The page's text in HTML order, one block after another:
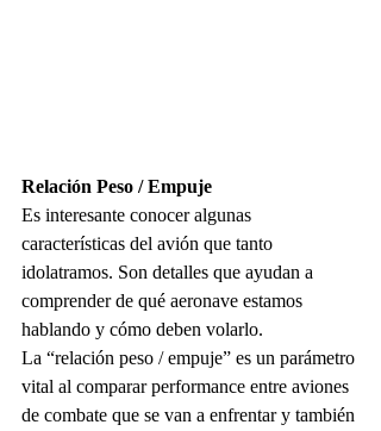
Relación Peso / Empuje
Es interesante conocer algunas
características del avión que tanto
idolatramos. Son detalles que ayudan a
comprender de qué aeronave estamos
hablando y cómo deben volarlo.
La “relación peso / empuje” es un parámetro
vital al comparar performance entre aviones
de combate que se van a enfrentar y también